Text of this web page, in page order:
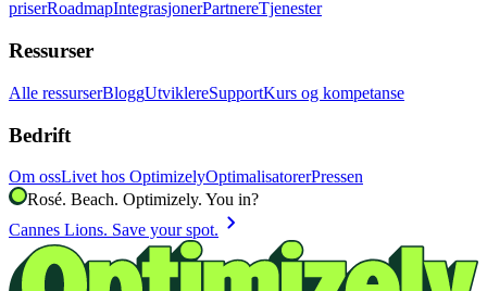
priserRoadmapIntegrasjonerPartnereTjenester
Ressurser
Alle ressurserBloggUtviklereSupportKurs og kompetanse
Bedrift
Om ossLivet hos OptimizelyOptimalisatorerPressen
Rosé. Beach. Optimizely. You in?
Cannes Lions. Save your spot. chevron_right